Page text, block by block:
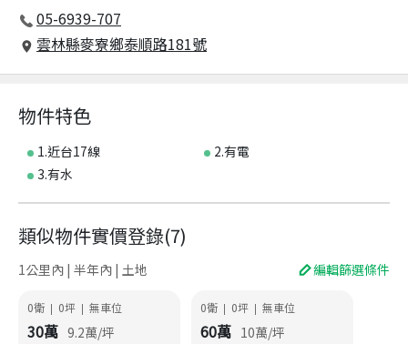
05-6939-707
雲林縣麥寮鄉泰順路181號
物件特色
1.近台17線
2.有電
3.有水
類似物件實價登錄(7)
1公里內 | 半年內 | 土地 編輯篩選條件
0衛 | 0坪 | 無車位
30萬 9.2萬/坪
0衛 | 0坪 | 無車位
60萬 10萬/坪